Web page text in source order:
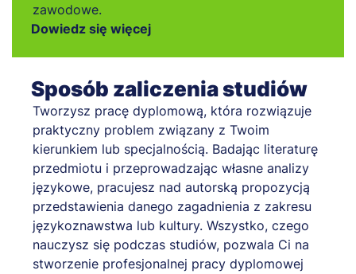
zawodowe.
Dowiedz się więcej
Sposób zaliczenia studiów
Tworzysz pracę dyplomową, która rozwiązuje
praktyczny problem związany z Twoim
kierunkiem lub specjalnością. Badając literaturę
przedmiotu i przeprowadzając własne analizy
językowe, pracujesz nad autorską propozycją
przedstawienia danego zagadnienia z zakresu
językoznawstwa lub kultury. Wszystko, czego
nauczysz się podczas studiów, pozwala Ci na
stworzenie profesjonalnej pracy dyplomowej